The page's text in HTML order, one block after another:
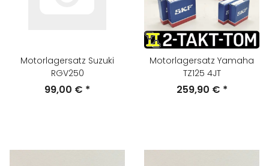
Motorlagersatz Suzuki
RGV250
99,00 € *
Motorlagersatz Yamaha
TZ125 4JT
259,90 € *